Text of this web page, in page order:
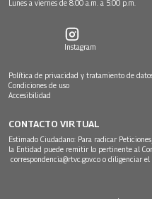
Lunes a viernes de 8:00 a.m. a 5:00 p.m.
Instagram
Política de privacidad y tratamiento de
Condiciones de uso
Accesibilidad
CONTACTO VIRTUAL
Estimado Ciudadano: Para radicar
la Entidad puede remitir lo pertinente al
correspondencia@rtvc.gov.co o diligenciar